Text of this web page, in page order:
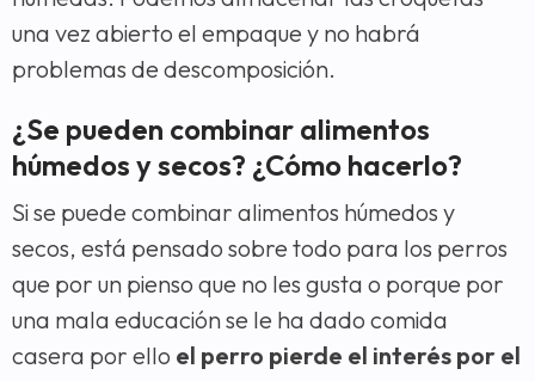
una vez abierto el empaque y no habrá
problemas de descomposición.
¿Se pueden combinar alimentos
húmedos y secos? ¿Cómo hacerlo?
Si se puede combinar alimentos húmedos y
secos, está pensado sobre todo para los perros
que por un pienso que no les gusta o porque por
una mala educación se le ha dado comida
casera por ello el perro pierde el interés por el